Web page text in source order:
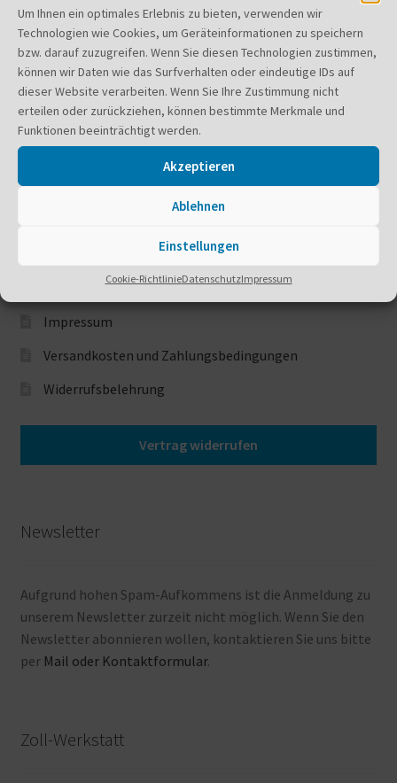
Um Ihnen ein optimales Erlebnis zu bieten, verwenden wir
Technologien wie Cookies, um Geräteinformationen zu speichern
bzw. darauf zuzugreifen. Wenn Sie diesen Technologien zustimmen,
können wir Daten wie das Surfverhalten oder eindeutige IDs auf
dieser Website verarbeiten. Wenn Sie Ihre Zustimmung nicht
erteilen oder zurückziehen, können bestimmte Merkmale und
Funktionen beeinträchtigt werden.
Akzeptieren
Ablehnen
Einstellungen
Cookie-RichtlinieDatenschutzImpressum
Varianten
auf.
Die
Optionen
können
der
gewählt
Navigation
Barrierefreiheit
Haftungsausschluss
Impressum
Versandkosten und Zahlungsbedingungen
Widerrufsbelehrung
Vertrag widerrufen
Newsletter
Aufgrund hohen Spam-Aufkommens ist die Anmeldung zu
unserem Newsletter zurzeit nicht möglich. Wenn Sie den
Newsletter abonnieren wollen, kontaktieren Sie uns bitte
per Mail oder Kontaktformular.
Zoll-Werkstatt